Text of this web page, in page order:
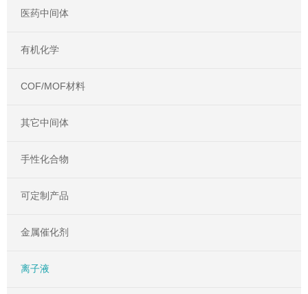
医药中间体
有机化学
COF/MOF材料
其它中间体
手性化合物
可定制产品
金属催化剂
离子液